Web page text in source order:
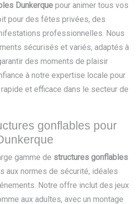
Dunkerque pour animer tous vos
pour des fêtes privées, des
professionnelles. Nous
sécurisés et variés, adaptés à
des moments de plaisir
à notre expertise locale pour
et efficace dans le secteur de
gonflables pour
gamme de structures gonflables
aux normes de sécurité, idéales
Notre offre inclut des jeux
aux adultes, avec un montage